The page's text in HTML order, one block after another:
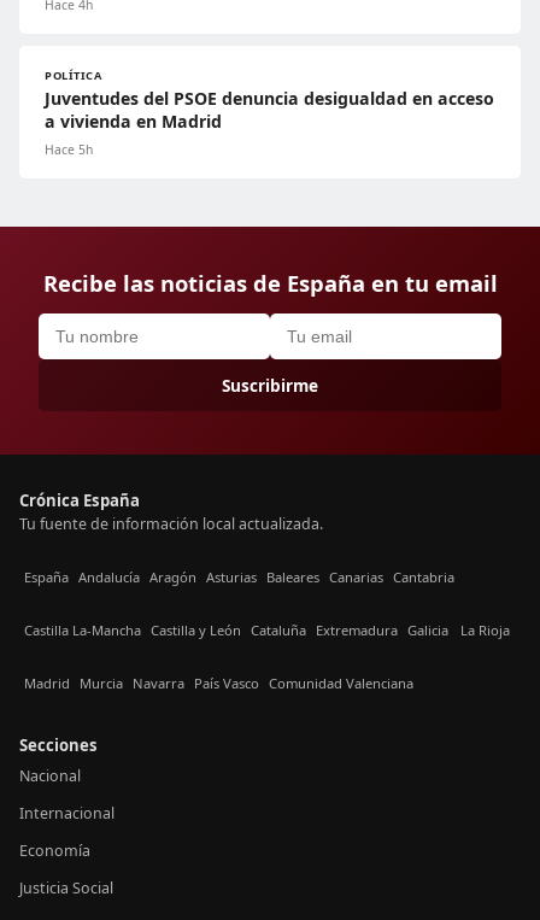
Hace 4h
POLÍTICA
Juventudes del PSOE denuncia desigualdad en acceso
a vivienda en Madrid
Hace 5h
Recibe las noticias de España en tu email
Suscribirme
Crónica España
Tu fuente de información local actualizada.
España Andalucía Aragón Asturias Baleares Canarias Cantabria
Castilla La-Mancha Castilla y León Cataluña Extremadura Galicia La Rioja
Madrid Murcia Navarra País Vasco Comunidad Valenciana
Secciones
Nacional
Internacional
Economía
Justicia Social